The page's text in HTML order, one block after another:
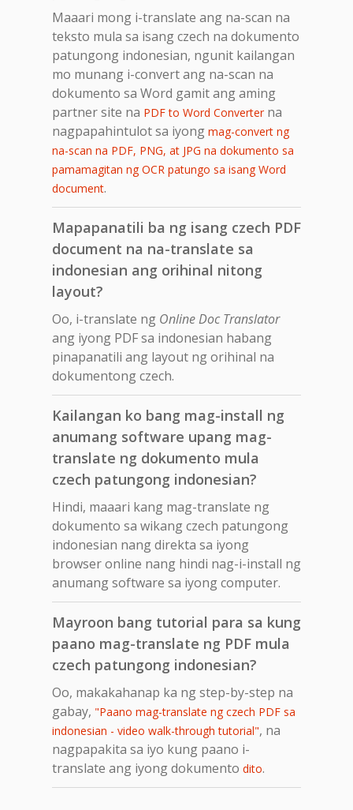
Maaari mong i-translate ang na-scan na
teksto mula sa isang czech na dokumento
patungong indonesian, ngunit kailangan
mo munang i-convert ang na-scan na
dokumento sa Word gamit ang aming
partner site na PDF to Word Converterna
nagpapahintulot sa iyong mag-convert ng
na-scan na PDF, PNG, at JPG na dokumento sa
pamamagitan ng OCR patungo sa isang Word
document.
Mapapanatili ba ng isang czech PDF
document na na-translate sa
indonesian ang orihinal nitong
layout?
Oo, i-translate ng Online Doc Translator
ang iyong PDF sa indonesian habang
pinapanatili ang layout ng orihinal na
dokumentong czech.
Kailangan ko bang mag-install ng
anumang software upang mag-
translate ng dokumento mula
czech patungong indonesian?
Hindi, maaari kang mag-translate ng
dokumento sa wikang czech patungong
indonesian nang direkta sa iyong
browser online nang hindi nag-i-install ng
anumang software sa iyong computer.
Mayroon bang tutorial para sa kung
paano mag-translate ng PDF mula
czech patungong indonesian?
Oo, makakahanap ka ng step-by-step na
gabay, "Paano mag-translate ng czech PDF sa
indonesian - video walk-through tutorial", na
nagpapakita sa iyo kung paano i-
translate ang iyong dokumento dito.